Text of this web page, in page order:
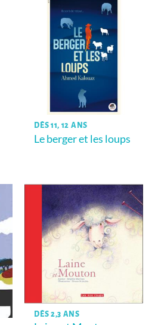
DÈS 11, 12 ANS
Le berger et les loups
DÈS 2,3 ANS